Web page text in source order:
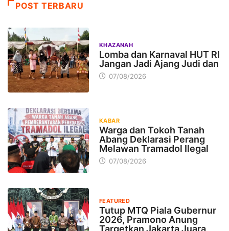
POST TERBARU
KHAZANAH
Lomba dan Karnaval HUT RI
Jangan Jadi Ajang Judi dan
07/08/2026
KABAR
Warga dan Tokoh Tanah
Abang Deklarasi Perang
Melawan Tramadol Ilegal
07/08/2026
FEATURED
Tutup MTQ Piala Gubernur
2026, Pramono Anung
Targetkan Jakarta Juara